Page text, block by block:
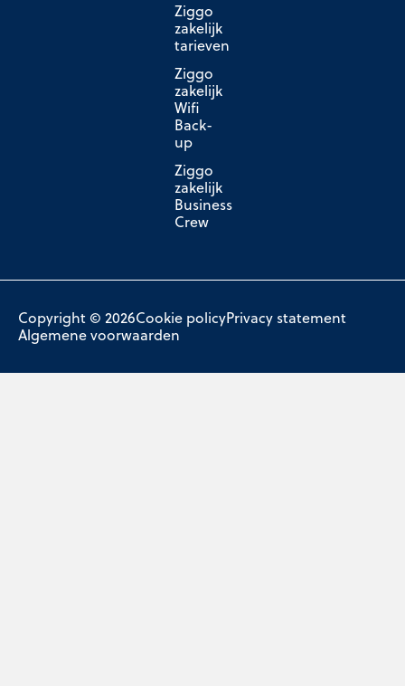
Ziggo
zakelijk
tarieven
Ziggo
zakelijk
Wifi
Back-
up
Ziggo
zakelijk
Business
Crew
Copyright © 2026Cookie policyPrivacy statement
Algemene voorwaarden